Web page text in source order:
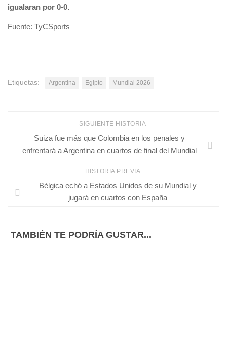
igualaran por 0-0.
Fuente: TyCSports
Etiquetas: Argentina Egipto Mundial 2026
SIGUIENTE HISTORIA
Suiza fue más que Colombia en los penales y
enfrentará a Argentina en cuartos de final del Mundial
HISTORIA PREVIA
Bélgica echó a Estados Unidos de su Mundial y
jugará en cuartos con España
TAMBIÉN TE PODRÍA GUSTAR...